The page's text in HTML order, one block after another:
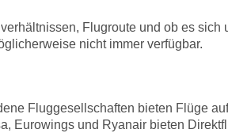
Flugroute und ob es sich
nicht immer verfügbar.
Fluggesellschaften bieten Flüge
Eurowings und Ryanair bieten